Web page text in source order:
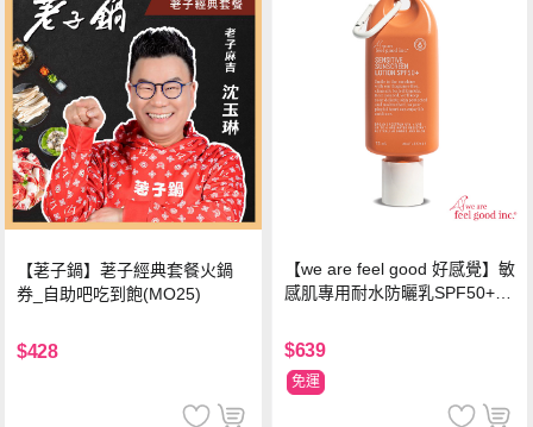
【荖子鍋】荖子經典套餐火鍋
券_自助吧吃到飽(MO25)
$428
【we are feel good 好感覺】敏
感肌專用耐水防曬乳SPF50+ 7
$639
免運